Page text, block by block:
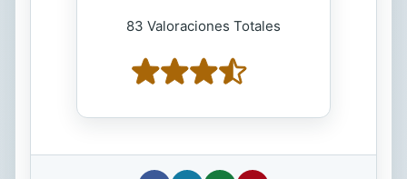
83 Valoraciones Totales